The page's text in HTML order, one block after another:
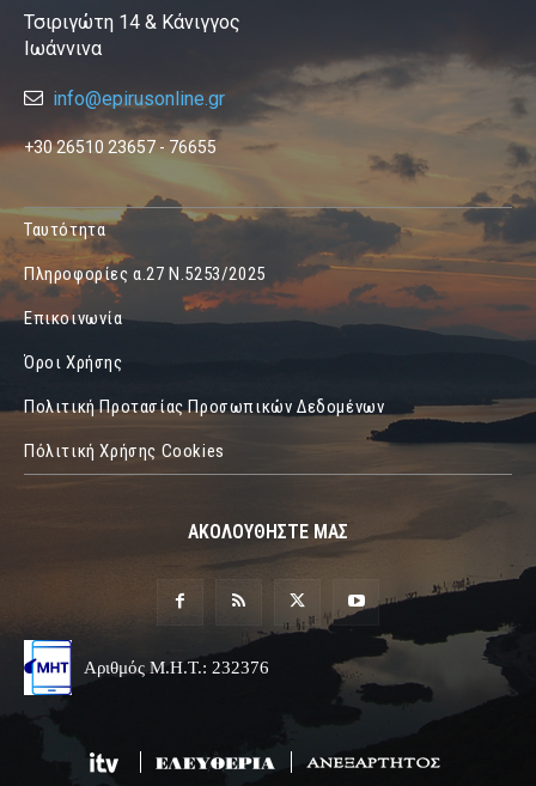
Τσιριγώτη 14 & Κάνιγγος
Ιωάννινα
info@epirusonline.gr
+30 26510 23657 - 76655
Ταυτότητα
Πληροφορίες α.27 Ν.5253/2025
Επικοινωνία
Όροι Χρήσης
Πολιτική Προτασίας Προσωπικών Δεδομένων
Πόλιτική Χρήσης Cookies
ΑΚΟΛΟΥΘΗΣΤΕ ΜΑΣ
Αριθμός Μ.Η.Τ.: 232376